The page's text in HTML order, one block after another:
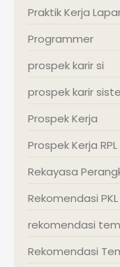
Praktik Kerja
Programmer
prospek karir si
prospek karir
Prospek Kerja
Prospek Kerja RPL
Rekayasa
Rekomendasi
rekomendasi
Rekomendasi